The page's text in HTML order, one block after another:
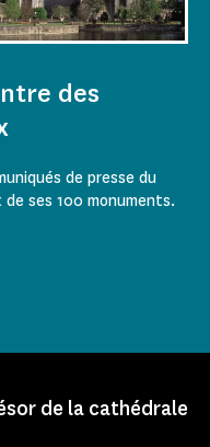
des
de presse du
ses 100 monuments.
de la cathédrale